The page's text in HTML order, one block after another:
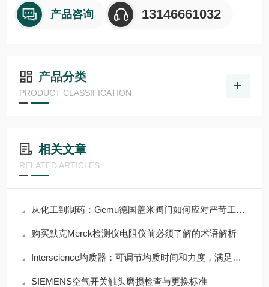
产品咨询 13146661032
产品分类
PRODUCT CLASSIFICATION
相关文章
RELATED ARTICLES
从化工到制药：Gemu德国盖米阀门如何应对严苛工况挑战？
购买默克Merck检测仪电阻仪前必须了解的术语解析
Interscience均质器：可调节均质时间和力度，满足多样需求
SIEMENS空气开关触头磨损检查与更换标准